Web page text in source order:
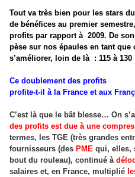
Tout va très bien pour les stars
de bénéfices au premier
profits par rapport à 2009. De
pèse sur nos épaules en tant que
s’améliorer, loin de là : 115 à 130
Ce doublement des profits
profite-t-il à la France et aux
C’est là que le bât blesse… On
des profits est due à une
termes, les TGE (très grandes
fournisseurs (des PME qui, elles,
bout du rouleau), continué à
salaires et, en France, multiplié